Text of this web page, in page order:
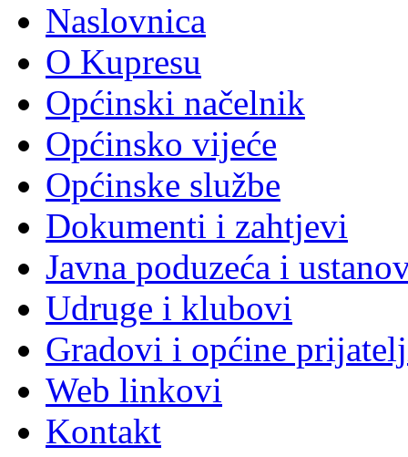
Naslovnica
O Kupresu
Općinski načelnik
Općinsko vijeće
Općinske službe
Dokumenti i zahtjevi
Javna poduzeća i
Udruge i klubovi
Gradovi i općine
Web linkovi
Kontakt